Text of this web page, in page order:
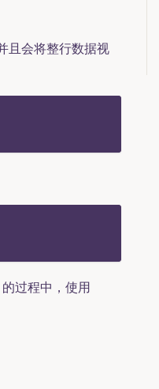
且会将整行数据视
的过程中，使用